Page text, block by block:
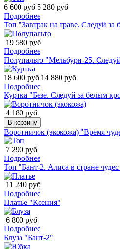
6 600 руб 5 280 руб
Подробнее
Топ "Завтрак на траве. Следуй за
19 580 руб
Подробнее
Полупальто "Мельбурн-25.
18 600 руб 14 880 руб
Подробнее
Куртка "Безе. Следуй за белым
4 180 руб
В корзину
Воротничок (экокожа) "Время
7 290 руб
Подробнее
Топ "Бант-2. Алиса в стране
11 240 руб
Подробнее
Платье "Ксения"
6 800 руб
Подробнее
Блуза "Бант-2"